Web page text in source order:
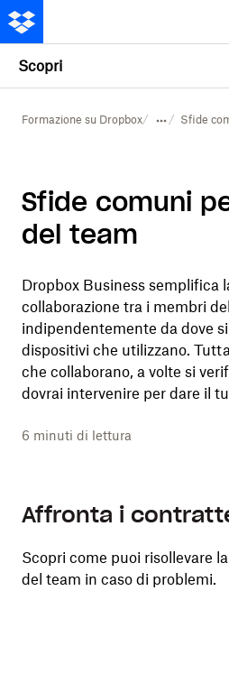
Scopri
Formazione su Dropbox Sfide
Sfide comuni
del team
Dropbox Business semplifica
collaborazione tra i membri
indipendentemente da dove
dispositivi che utilizzano.
che collaborano, a volte si
dovrai intervenire per dare il
6 minuti di lettura
Affronta i
Scopri come puoi risollevare
del team in caso di problemi.